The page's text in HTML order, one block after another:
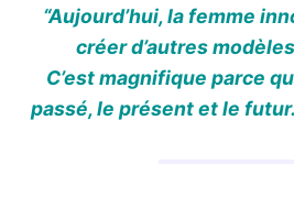
“Aujourd’hui, la femme
créer d’autres
C’est magnifique parce
passé, le présent et le